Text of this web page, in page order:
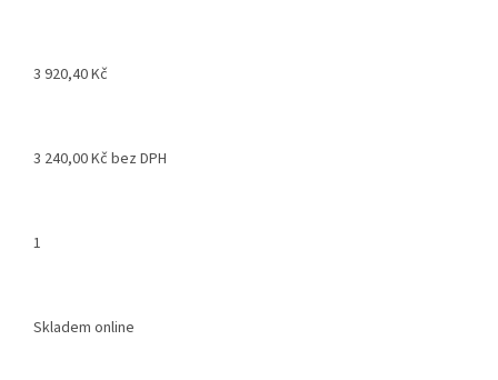
3 920,40 Kč
3 240,00 Kč bez DPH
1
Skladem online